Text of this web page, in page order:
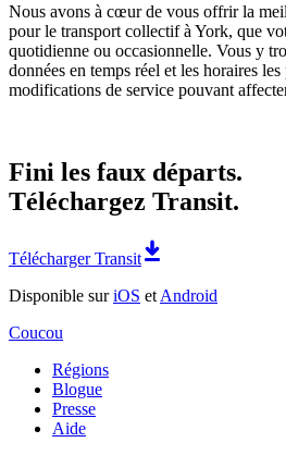
Nous avons à cœur de vous offrir la
pour le transport collectif à York, que
quotidienne ou occasionnelle. Vous y
données en temps réel et les horaires
modifications de service pouvant
Fini les faux départs.
Téléchargez Transit.
Télécharger Transit
Disponible suriOS et Android
Coucou
Régions
Blogue
Presse
Aide